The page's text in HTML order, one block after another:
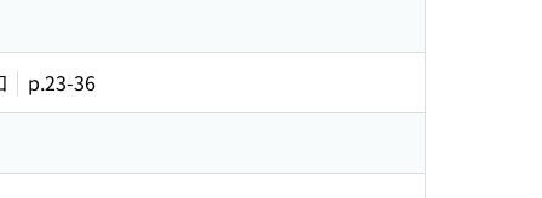
p.23-36